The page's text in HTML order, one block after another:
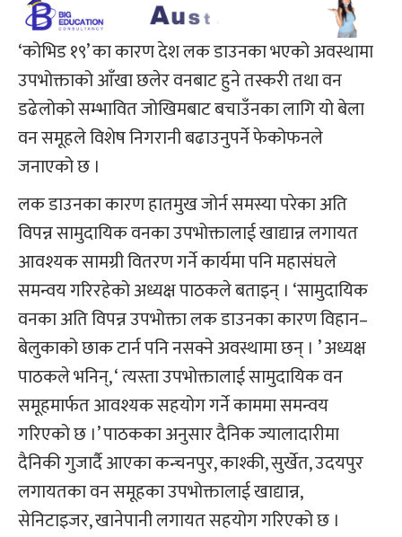
‘कोभिड १९’ का कारण देश लक डाउनका भएको अवस्थामा
उपभोक्ताको आँखा छलेर वनबाट हुने तस्करी तथा वन
डढेलोको सम्भावित जोखिमबाट बचाउँनका लागि यो बेला
वन समूहले विशेष निगरानी बढाउनुपर्ने फेकोफनले
जनाएको छ ।
लक डाउनका कारण हातमुख जोर्न समस्या परेका अति
विपन्न सामुदायिक वनका उपभोक्तालाई खाद्यान्न लगायत
आवश्यक सामग्री वितरण गर्ने कार्यमा पनि महासंघले
समन्वय गरिरहेको अध्यक्ष पाठकले बताइन् । ‘सामुदायिक
वनका अति विपन्न उपभोक्ता लक डाउनका कारण विहान–
बेलुकाको छाक टार्न पनि नसक्ने अवस्थामा छन् । ’ अध्यक्ष
पाठकले भनिन्, ‘ त्यस्ता उपभोक्तालाई सामुदायिक वन
समूहमार्फत आवश्यक सहयोग गर्ने काममा समन्वय
गरिएको छ ।’ पाठकका अनुसार दैनिक ज्यालादारीमा
दैनिकी गुजार्दै आएका कन्चनपुर, काश्की, सुर्खेत, उदयपुर
लगायतका वन समूहका उपभोक्तालाई खाद्यान्न,
सेनिटाइजर, खानेपानी लगायत सहयोग गरिएको छ ।